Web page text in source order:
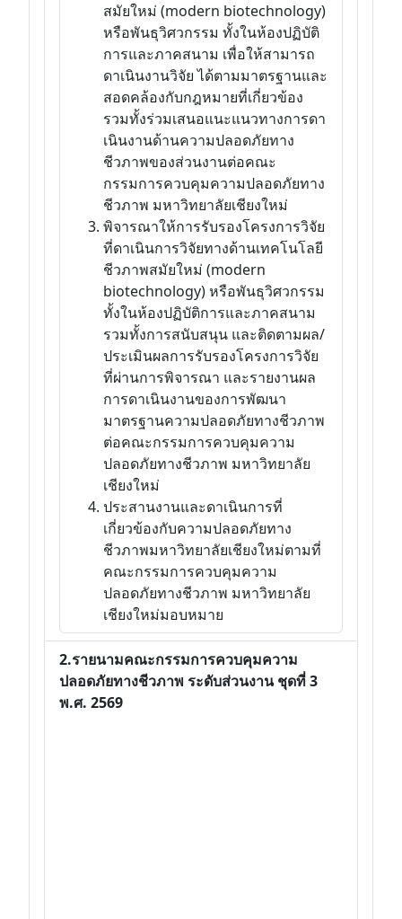
สมัยใหม่ (modern biotechnology)
หรือพันธุวิศวกรรม ทั้งในห้องปฏิบัติ
การและภาคสนาม เพื่อให้สามารถ
ดาเนินงานวิจัย ได้ตามมาตรฐานและ
สอดคล้องกับกฎหมายที่เกี่ยวข้อง
รวมทั้งร่วมเสนอแนะแนวทางการดา
เนินงานด้านความปลอดภัยทาง
ชีวภาพของส่วนงานต่อคณะ
กรรมการควบคุมความปลอดภัยทาง
ชีวภาพ มหาวิทยาลัยเชียงใหม่
พิจารณาให้การรับรองโครงการวิจัย
ที่ดาเนินการวิจัยทางด้านเทคโนโลยี
ชีวภาพสมัยใหม่ (modern
biotechnology) หรือพันธุวิศวกรรม
ทั้งในห้องปฏิบัติการและภาคสนาม
รวมทั้งการสนับสนุน และติดตามผล/
ประเมินผลการรับรองโครงการวิจัย
ที่ผ่านการพิจารณา และรายงานผล
การดาเนินงานของการพัฒนา
มาตรฐานความปลอดภัยทางชีวภาพ
ต่อคณะกรรมการควบคุมความ
ปลอดภัยทางชีวภาพ มหาวิทยาลัย
เชียงใหม่
ประสานงานและดาเนินการที่
เกี่ยวข้องกับความปลอดภัยทาง
ชีวภาพมหาวิทยาลัยเชียงใหม่ตามที่
คณะกรรมการควบคุมความ
ปลอดภัยทางชีวภาพ มหาวิทยาลัย
เชียงใหม่มอบหมาย
2.รายนามคณะกรรมการควบคุมความ
ปลอดภัยทางชีวภาพ ระดับส่วนงาน ชุดที่ 3
พ.ศ. 2569